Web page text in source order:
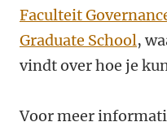
Faculteit
Graduate School,
vindt over hoe je
Voor meer